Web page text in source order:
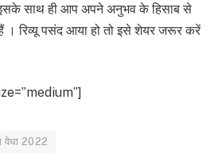
साथ ही आप अपने अनुभव के हिसाब से
। रिव्यू पसंद आया हो तो इसे शेयर जरूर करें
वेधा 2022